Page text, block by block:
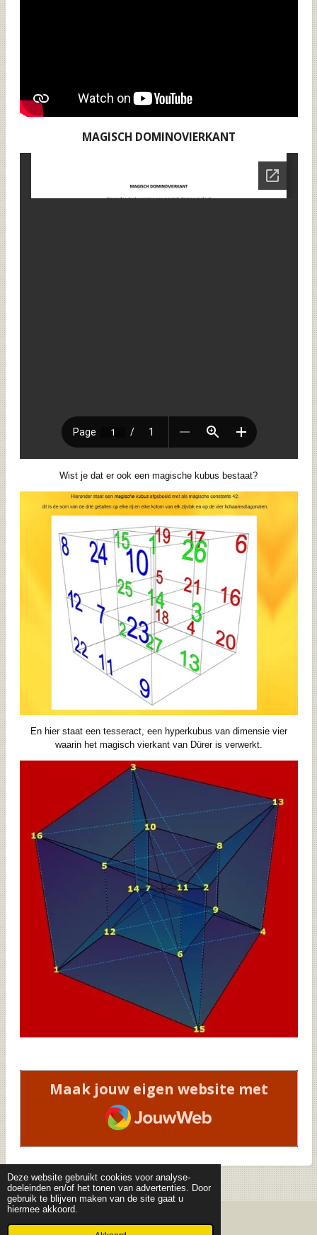
Deze website gebruikt cookies voor analyse-
doeleinden en/of het tonen van advertenties. Door
gebruik te blijven maken van de site gaat u
hiermee akkoord.
MAGISCH DOMINOVIERKANT
Wist je dat er ook een magische kubus bestaat?
En hier staat een tesseract, een hyperkubus van dimensie vier
waarin het magisch vierkant van Dürer is verwerkt.
Maak jouw eigen website met
JouwWeb
© 2019 - 2026 Curiosa Mathematica - deel 1